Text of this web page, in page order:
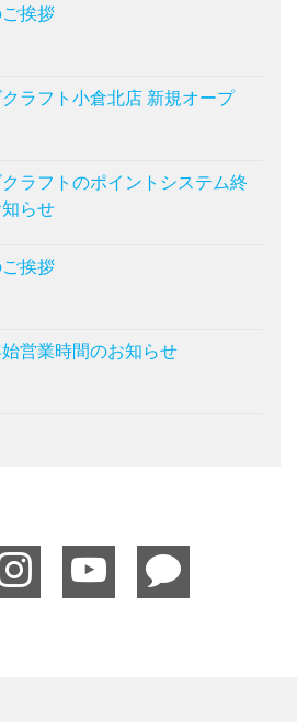
挨拶
ラフト小倉北店 新規オープ
ラフトのポイントシステム終
らせ
挨拶
営業時間のお知らせ